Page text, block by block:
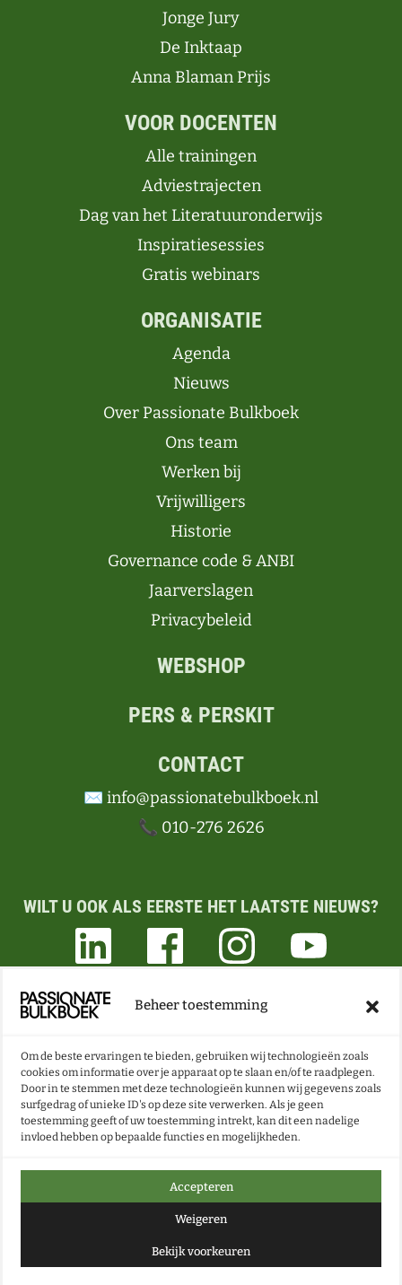
Beheer toestemming
Om de beste ervaringen te bieden, gebruiken wij technologieën zoals
cookies om informatie over je apparaat op te slaan en/of te raadplegen.
Door in te stemmen met deze technologieën kunnen wij gegevens zoals
surfgedrag of unieke ID's op deze site verwerken. Als je geen
toestemming geeft of uw toestemming intrekt, kan dit een nadelige
invloed hebben op bepaalde functies en mogelijkheden.
Accepteren
Weigeren
Bekijk voorkeuren
Jonge Jury
De Inktaap
Anna Blaman Prijs
VOOR DOCENTEN
Alle trainingen
Adviestrajecten
Dag van het Literatuuronderwijs
Inspiratiesessies
Gratis webinars
ORGANISATIE
Agenda
Nieuws
Over Passionate Bulkboek
Ons team
Werken bij
Vrijwilligers
Historie
Governance code & ANBI
Jaarverslagen
Privacybeleid
WEBSHOP
PERS & PERSKIT
CONTACT
✉️ info@passionatebulkboek.nl
📞 010-276 2626
WILT U OOK ALS EERSTE HET LAATSTE NIEUWS?
ONZE NIEUWSBRIEF VOL BOEKEN- EN LESTIPS
ONTVANGEN?
NU INSCHRIJVEN